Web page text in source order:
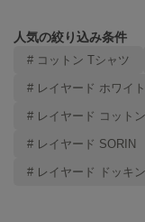
NIKE
NOWNS
ナウンス
ヌル
人気の絞り込み条件
# コットン Tシャツ
# レイヤード ホワイ
# レイヤード コットン
# レイヤード SORIN
# レイヤード ドッキ